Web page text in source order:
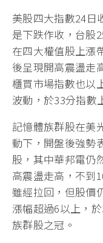
美股四大指數24日
是下跌作收，台股
在四大權值股上漲
後呈現開高震盪走
櫃買市場指數也以
波動，於33分指數
記憶體族群股在美
動下，開盤後強勢
股，其中華邦電仍
高震盪走高，不到
雖經拉回，但股價
漲幅超過6以上，
族群股之冠。